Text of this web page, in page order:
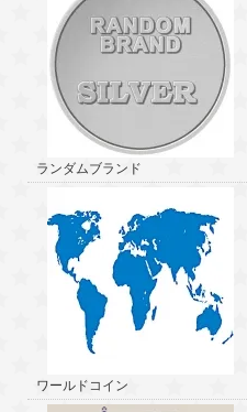
ランダムブランド
ワールドコイン